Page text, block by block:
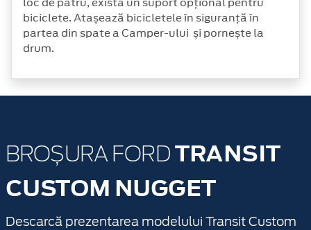
biciclete. Atașează bicicletele în siguranță în
partea din spate a Camper-ului și pornește la
drum.
BROȘURA FORD TRANSIT
CUSTOM NUGGET
Descarcă prezentarea modelului Transit Custom